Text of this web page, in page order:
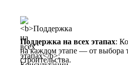
Поддержка на всех этапах:
на каждом этапе — от выбора
строительства.